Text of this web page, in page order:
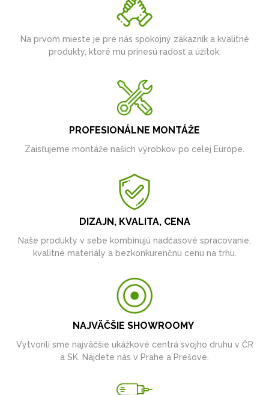
Na prvom mieste je pre nás spokojný zákazník a kvalitné
produkty, ktoré mu prinesú radosť a úžitok.
PROFESIONÁLNE MONTÁŽE
Zaisťujeme montáže našich výrobkov po celej Európe.
DIZAJN, KVALITA, CENA
Naše produkty v sebe kombinujú nadčasové spracovanie,
kvalitné materiály a bezkonkurenčnú cenu na trhu.
NAJVÄČŠIE SHOWROOMY
Vytvorili sme najväčšie ukážkové centrá svojho druhu v ČR
a SK. Nájdete nás v Prahe a Prešove.